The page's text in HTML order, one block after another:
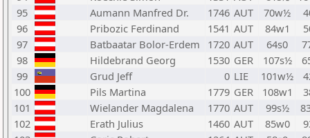
95
Aumann Manfred Dr. 1746 AUT 70w½
96
Pribozic Ferdinand 1541 AUT 84w1
97
Batbaatar Bolor-Erdem 1720 AUT 64s0
98
Hildebrand Georg 1530 GER 107s½
99
Grud Jeff 0 LIE 101w½
100
Pils Martina 1779 GER 108w1
101
Wielander Magdalena 1770 AUT 99s½
102
Erath Julius 1460 AUT 85w0